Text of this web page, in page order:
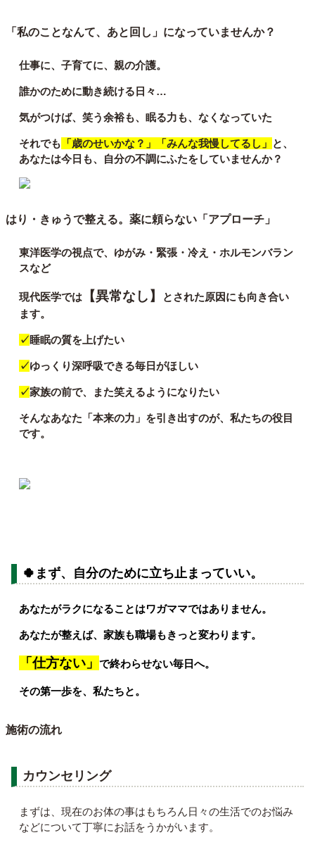
「私のことなんて、あと回し」になっていませんか？
仕事に、子育てに、親の介護。
誰かのために動き続ける日々…
気がつけば、笑う余裕も、眠る力も、なくなっていた
それでも 「歳のせいかな？」「みんな我慢してるし」 と、
あなたは今日も、自分の不調にふたをしていませんか？
はり・きゅうで整える。薬に頼らない「アプローチ」
東洋医学の視点で、 ゆがみ・緊張・冷え・ホルモンバラン
スなど
現代医学では 【異常なし】
とされた原因にも向き合い
ます。
✓睡眠の質を上げたい
✓ゆっくり深呼吸できる毎日がほしい
✓家族の前で、また笑えるようになりたい
そんなあなた 「本来の力」を引き出すのが、私たちの役目
です。
🍀まず、自分のために立ち止まっていい。
あなたがラクになることはワガママではありません。
あなたが整えば、家族も職場もきっと変わります。
「仕方ない」 で終わらせない毎日へ。
その第一歩を、私たちと。
施術の流れ
カウンセリング
まずは、現在のお体の事はもちろん日々の生活でのお悩み
などについて丁寧にお話をうかがいます。